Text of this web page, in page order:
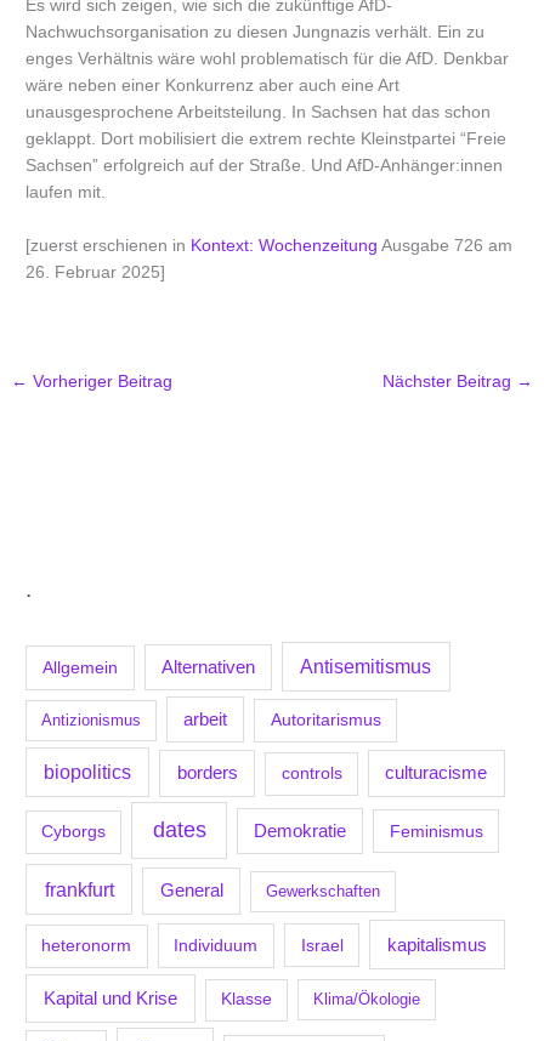
.
Allgemein Alternativen Antisemitismus
Antizionismus arbeit Autoritarismus
biopolitics borders controls culturacisme
Cyborgs dates Demokratie Feminismus
frankfurt General Gewerkschaften
heteronorm Individuum Israel kapitalismus
Kapital und Krise Klasse Klima/Ökologie
Es wird sich zeigen, wie sich die zukünftige AfD-
Nachwuchsorganisation zu diesen Jungnazis verhält. Ein zu
enges Verhältnis wäre wohl problematisch für die AfD. Denkbar
wäre neben einer Konkurrenz aber auch eine Art
unausgesprochene Arbeitsteilung. In Sachsen hat das schon
geklappt. Dort mobilisiert die extrem rechte Kleinstpartei “Freie
Sachsen” erfolgreich auf der Straße. Und AfD-Anhänger:innen
laufen mit.
[zuerst erschienen in Kontext: Wochenzeitung Ausgabe 726 am
26. Februar 2025]
← Vorheriger Beitrag Nächster Beitrag →